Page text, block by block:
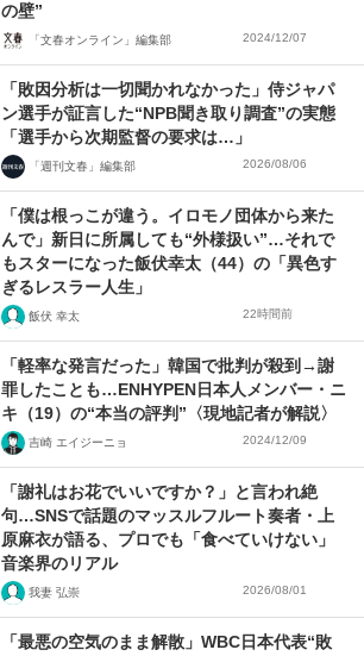
の壁”
「文春オンライン」編集部 2024/12/07
「敗因分析は一切聞かれなかった」侍ジャパ
ン選手が証言した“NPB聞き取り調査”の実態
「選手から次期監督の要求は…」
「週刊文春」編集部 2026/08/06
「僕は根っこが違う。イロモノ団体から来た
んで」新日に所属しても“外様扱い”…それで
もスターになった飯伏幸太（44）の「異色す
ぎるレスラー人生」
飯伏 幸太 22時間前
「軽率な発言だった」韓国で批判が殺到→謝
罪したことも…ENHYPEN日本人メンバー・ニ
キ（19）の“本当の評判”〈現地記者が解説〉
吉崎 エイジーニョ 2024/12/09
「謝礼はお花でいいですか？」と言われ絶
句…SNSで話題のマッスルフルート奏者・上
原麻衣が語る、プロでも「食べていけない」
音楽界のリアル
我妻 弘崇 2026/08/01
「最悪の空気のまま解散」WBC日本代表“敗